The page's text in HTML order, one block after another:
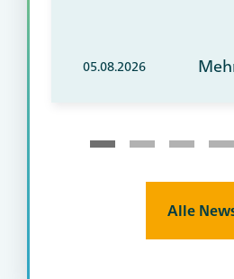
05.08.2026
Alle